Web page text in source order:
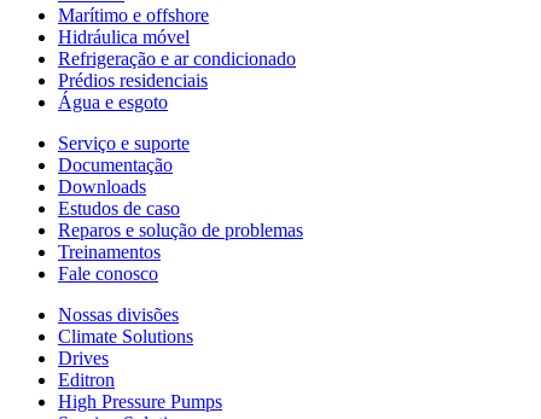
Marítimo e offshore
Hidráulica móvel
Refrigeração e ar condicionado
Prédios residenciais
Água e esgoto
Serviço e suporte
Documentação
Downloads
Estudos de caso
Reparos e solução de problemas
Treinamentos
Fale conosco
Nossas divisões
Climate Solutions
Drives
Editron
High Pressure Pumps